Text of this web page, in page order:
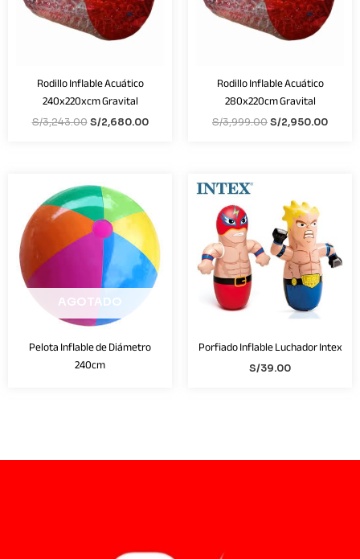
Rodillo Inflable Acuático
240x220xcm Gravital
S/3,243.00 S/2,680.00
Rodillo Inflable Acuático
280x220cm Gravital
S/3,999.00S/2,950.00
AGOTADO
Pelota Inflable de Diámetro
240cm
Porfiado Inflable Luchador Intex
S/39.00